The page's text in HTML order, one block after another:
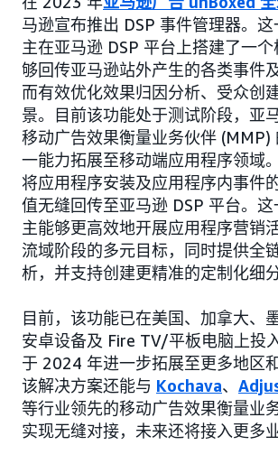
马逊宣布推出 DSP 事件管理器。
主在亚马逊 DSP 平台上搭建了一
够回传亚马逊站外产生的各类事件
而有效优化效果归因分析、受众创
景。目前该功能处于测试阶段，亚
移动广告效果衡量业务伙伴 (MMP)
一能力拓展至移动端应用程序领域
将应用程序安装及应用程序内事件
值无缝回传至亚马逊 DSP 平台。
主能够更高效地开展应用程序营销
流域阶段的多元目标，同时提供全
析，并支持创建更精准的定制化细
目前，该功能已在美国、加拿大、
安卓设备及 Fire TV/平板电脑上投
于 2024 年进一步拓展至更多地区
该解决方案还能与 Kochava、
等行业领先的移动广告效果衡量业
实现无缝对接，未来还将接入更多